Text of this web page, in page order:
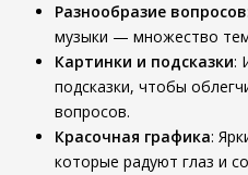
Разнообразие вопросов
музыки — множество
Картинки и подсказки:
подсказки, чтобы
вопросов.
Красочная графика:
которые радуют глаз и